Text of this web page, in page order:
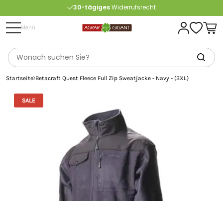
30-tägigesWiderrufsrecht
KostenloseBeratung
Menü
Startseite Betacraft Quest Fleece Full Zip Sweatjacke - Navy - (3XL)
SALE